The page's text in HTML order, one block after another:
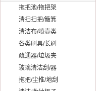
拖把池/拖把架
清扫扫把/簸箕
清洁布/喷壶类
各类刷具/长刷
疏通器/垃圾夹
玻璃清洁刮/器
拖把/尘推/地刮